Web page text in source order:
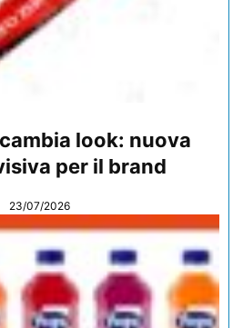
look: nuova
per il brand
23/07/2026